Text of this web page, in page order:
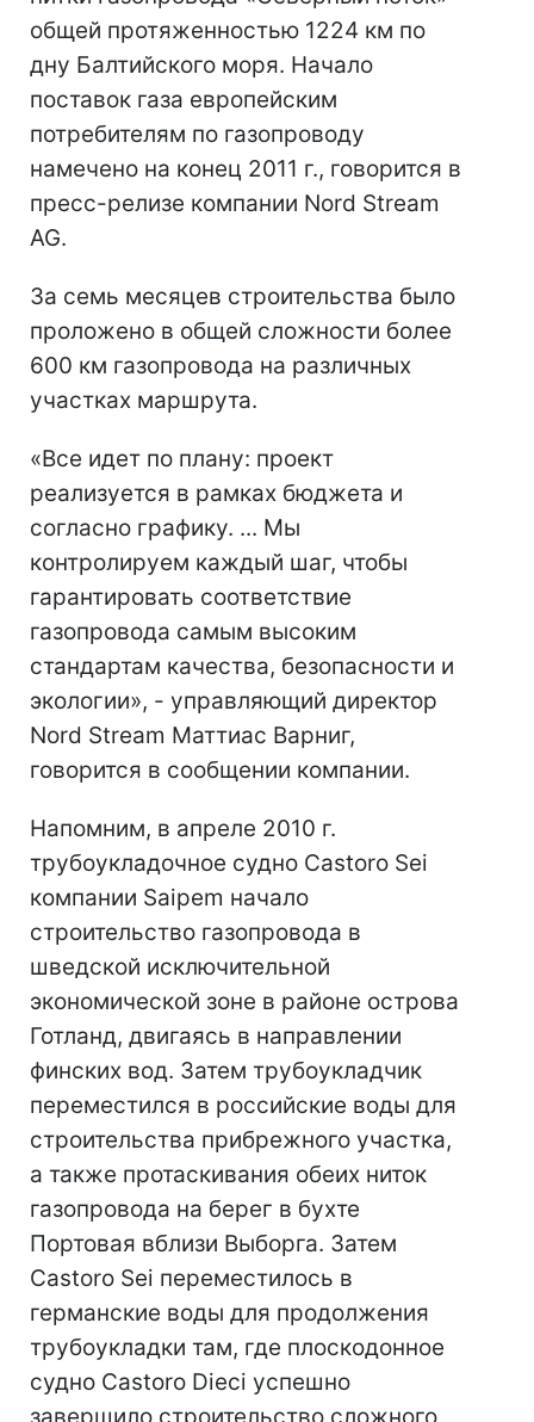
общей протяженностью 1224 км по
дну Балтийского моря. Начало
поставок газа европейским
потребителям по газопроводу
намечено на конец 2011 г., говорится в
пресс-релизе компании Nord Stream
AG.
За семь месяцев строительства было
проложено в общей сложности более
600 км газопровода на различных
участках маршрута.
«Все идет по плану: проект
реализуется в рамках бюджета и
согласно графику. ... Мы
контролируем каждый шаг, чтобы
гарантировать соответствие
газопровода самым высоким
стандартам качества, безопасности и
экологии», - управляющий директор
Nord Stream Маттиас Варниг,
говорится в сообщении компании.
Напомним, в апреле 2010 г.
трубоукладочное судно Castoro Sei
компании Saipem начало
строительство газопровода в
шведской исключительной
экономической зоне в районе острова
Готланд, двигаясь в направлении
финских вод. Затем трубоукладчик
переместился в российские воды для
строительства прибрежного участка,
а также протаскивания обеих ниток
газопровода на берег в бухте
Портовая вблизи Выборга. Затем
Castoro Sei переместилось в
германские воды для продолжения
трубоукладки там, где плоскодонное
судно Castoro Dieci успешно